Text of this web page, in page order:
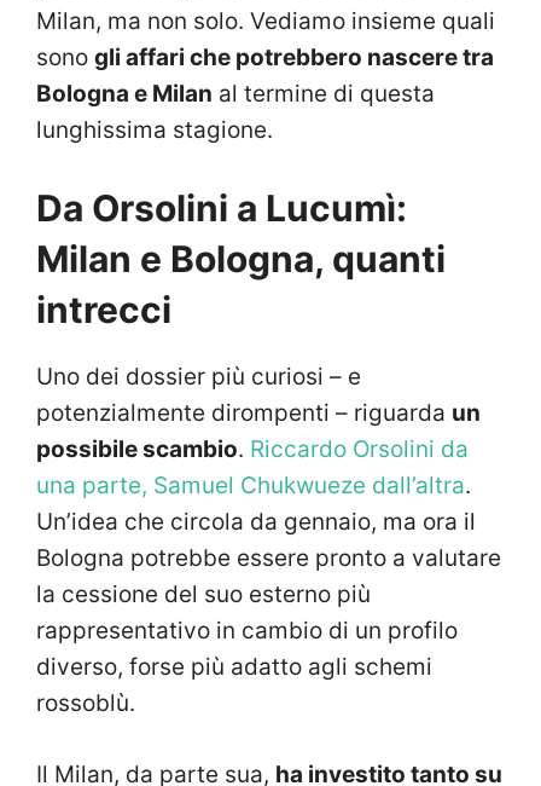
Milan, ma non solo. Vediamo insieme quali
sono gli affari che potrebbero nascere tra
Bologna e Milan al termine di questa
lunghissima stagione.
Da Orsolini a Lucumì:
Milan e Bologna, quanti
intrecci
Uno dei dossier più curiosi – e
potenzialmente dirompenti – riguarda un
possibile scambio. Riccardo Orsolini da
una parte, Samuel Chukwueze dall’altra.
Un’idea che circola da gennaio, ma ora il
Bologna potrebbe essere pronto a valutare
la cessione del suo esterno più
rappresentativo in cambio di un profilo
diverso, forse più adatto agli schemi
rossoblù.
Il Milan, da parte sua, ha investito tanto su